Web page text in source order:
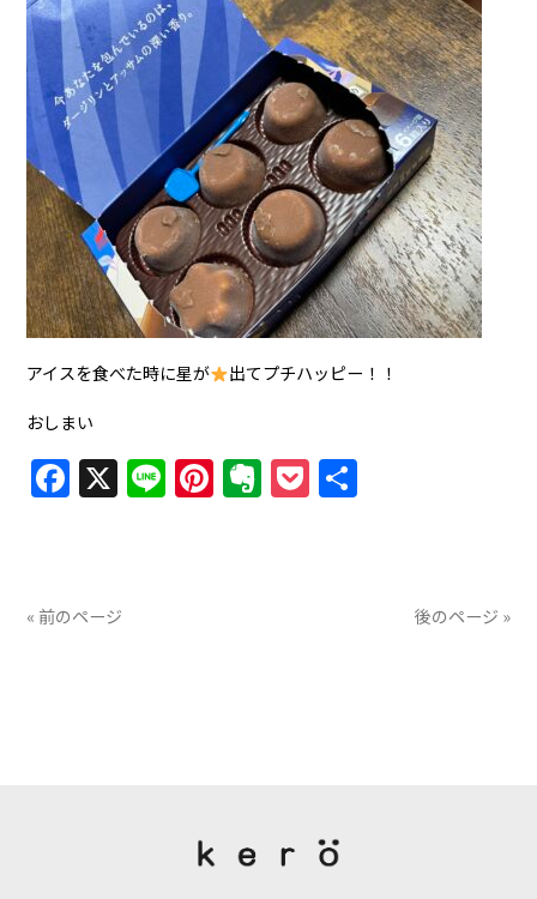
アイスを食べた時に星が 出てプチハッピー！！
おしまい
Facebook
X LinePinterest
Evernote
Pocket
« 前のページ 後のページ »